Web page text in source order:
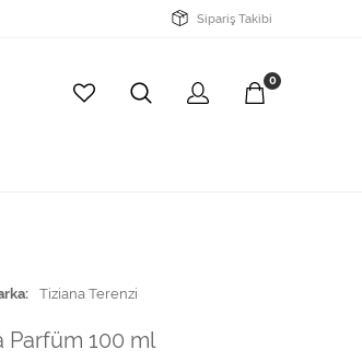
Sipariş Takibi
0
Tiziana Terenzi
Parfüm 100 ml